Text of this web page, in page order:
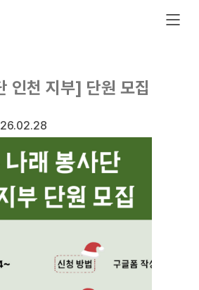
인천 지부] 단원 모집